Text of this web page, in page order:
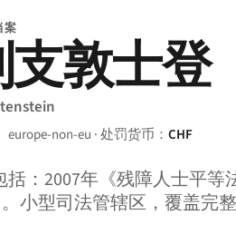
案
敦士登
europe-non-eu · 处罚货币： CHF
：2007年《残障人士平等
小型司法管辖区，覆盖完